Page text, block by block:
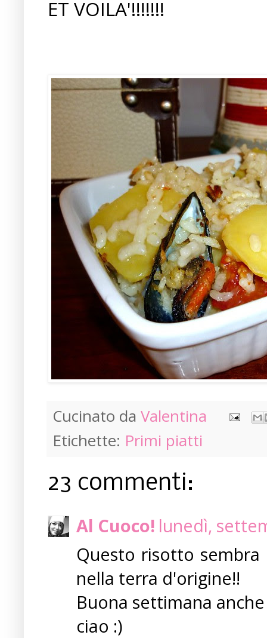
ET VOILA'!!!!!!!
Cucinato da Valentina
Etichette: Primi piatti
23 commenti:
Al Cuoco! lunedì,
Questo risotto sembra
nella terra d'origine!!
Buona settimana
ciao :)